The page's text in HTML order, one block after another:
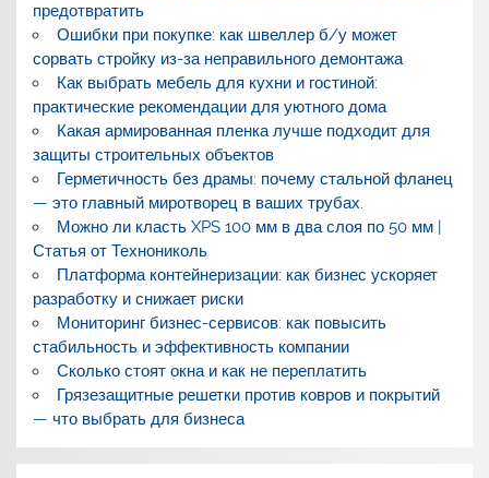
предотвратить
Ошибки при покупке: как швеллер б/у может
сорвать стройку из-за неправильного демонтажа
Как выбрать мебель для кухни и гостиной:
практические рекомендации для уютного дома
Какая армированная пленка лучше подходит для
защиты строительных объектов
Герметичность без драмы: почему стальной фланец
— это главный миротворец в ваших трубах.
Можно ли класть XPS 100 мм в два слоя по 50 мм |
Статья от Технониколь
Платформа контейнеризации: как бизнес ускоряет
разработку и снижает риски
Мониторинг бизнес-сервисов: как повысить
стабильность и эффективность компании
Сколько стоят окна и как не переплатить
Грязезащитные решетки против ковров и покрытий
— что выбрать для бизнеса